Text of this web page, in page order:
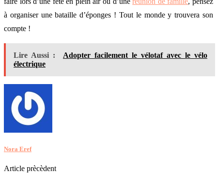
à organiser une bataille d’éponges ! Tout le monde y trouvera son
compte !
Lire Aussi :
Adopter facilement le vélotaf avec le vélo
électrique
Nora Eref
Article prècèdent